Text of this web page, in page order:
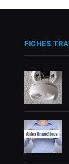
FICHES